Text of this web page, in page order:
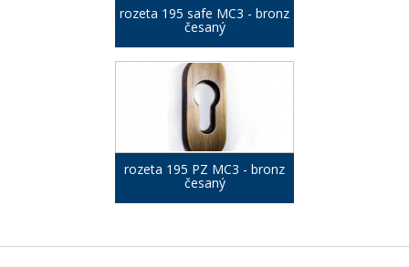
rozeta 195 safe MC3 - bronz
česaný
rozeta 195 PZ MC3 - bronz
česaný